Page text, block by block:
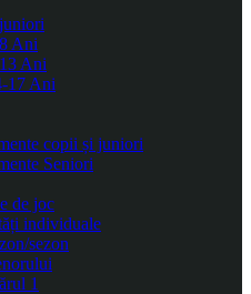
Ani
Ani
17 Ani
copii și juniori
Seniori
de joc
individuale
sezon
1